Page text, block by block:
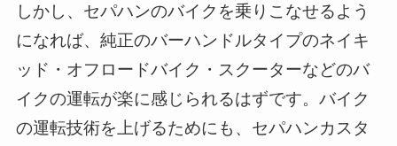
しかし、セパハンのバイクを乗りこなせるよう
になれば、純正のバーハンドルタイプのネイキ
ッド・オフロードバイク・スクーターなどのバ
イクの運転が楽に感じられるはずです。バイク
の運転技術を上げるためにも、セパハンカスタ